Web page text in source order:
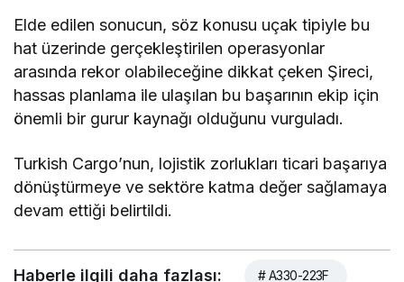
Elde edilen sonucun, söz konusu uçak tipiyle bu
hat üzerinde gerçekleştirilen operasyonlar
arasında rekor olabileceğine dikkat çeken Şireci,
hassas planlama ile ulaşılan bu başarının ekip için
önemli bir gurur kaynağı olduğunu vurguladı.
Turkish Cargo’nun, lojistik zorlukları ticari başarıya
dönüştürmeye ve sektöre katma değer sağlamaya
devam ettiği belirtildi.
Haberle ilgili daha fazlası: # A330-223F